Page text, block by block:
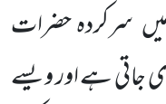
میں سرکردہ حضرات
جاتی ہے اور ویسے